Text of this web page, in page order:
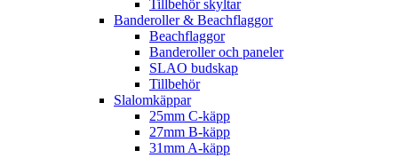
Tillbehör skyltar
Banderoller & Beachflaggor
Beachflaggor
Banderoller och paneler
SLAO budskap
Tillbehör
Slalomkäppar
25mm C-käpp
27mm B-käpp
31mm A-käpp